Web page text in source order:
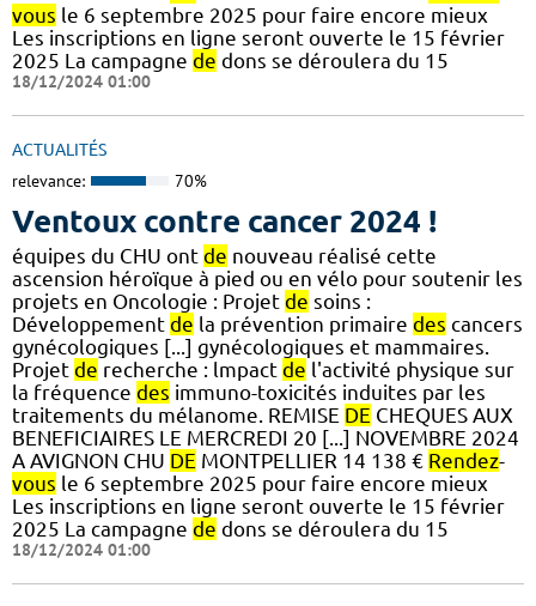
vous le 6 septembre 2025 pour faire encore mieux
Les inscriptions en ligne seront ouverte le 15 février
2025 La campagne de dons se déroulera du 15
18/12/2024 01:00
ACTUALITÉS
relevance: 70%
Ventoux contre cancer 2024 !
équipes du CHU ont de nouveau réalisé cette
ascension héroïque à pied ou en vélo pour soutenir les
projets en Oncologie : Projet de soins :
Développement de la prévention primaire des cancers
gynécologiques [...] gynécologiques et mammaires.
Projet de recherche : lmpact de l'activité physique sur
la fréquence des immuno-toxicités induites par les
traitements du mélanome. REMISE DE CHEQUES AUX
BENEFICIAIRES LE MERCREDI 20 [...] NOVEMBRE 2024
A AVIGNON CHU DE MONTPELLIER 14 138 € Rendez-
vous le 6 septembre 2025 pour faire encore mieux
Les inscriptions en ligne seront ouverte le 15 février
2025 La campagne de dons se déroulera du 15
18/12/2024 01:00